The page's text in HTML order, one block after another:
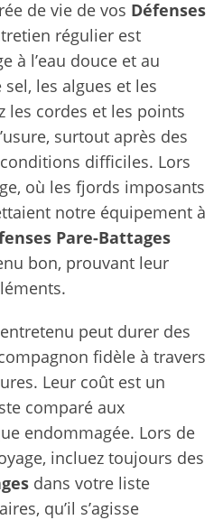
de vie de vos Défenses
régulier est
à l’eau douce et au
les algues et les
les cordes et les points
surtout après des
difficiles. Lors
où les fjords imposants
notre équipement à
Pare-Battages
bon, prouvant leur
peut durer des
fidèle à travers
Leur coût est un
comparé aux
endommagée. Lors de
incluez toujours des
dans votre liste
qu’il s’agisse